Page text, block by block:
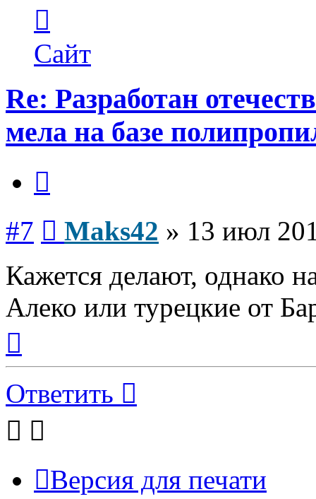
пользователя
Maks42
Сайт
Re: Разработан
мела на базе
#7 Maks42 » 13 июл
Кажется делают, однако
Алеко или турецкие от
началу
Ответить
Версия для печати